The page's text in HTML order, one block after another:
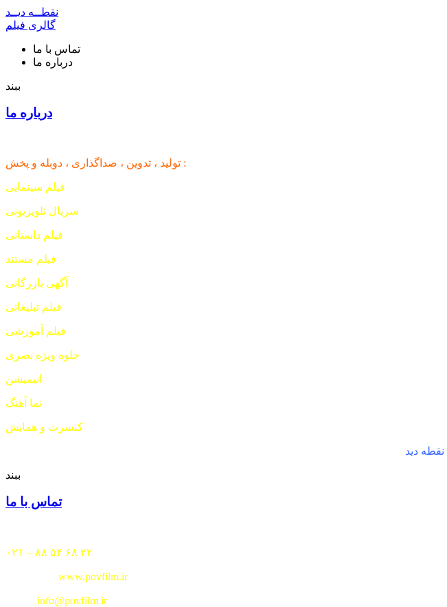
نقطــه دیــد
گالری فیلم
تماس با ما
درباره ما
ببند
درباره ما
تولید ، تدوین ، صداگذاری ، دوبله و پخش :
فیلم سینمایی
سریال تلویزیونی
فیلم داستانی
فیلم مستند
آگهی بازرگانی
فیلم تبلیغاتی
فیلم آموزشی
جلوه ویژه بصری
انیمیشن
نما آهنگ
کنسرت و همایش
نقطه دید
ببند
تماس با ما
۲۲ ۶۸ ۵۴ ۸۸ – ۰۲۱
www.povfilm.ir
info@povfilm.ir